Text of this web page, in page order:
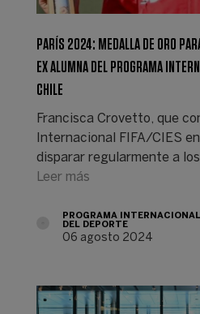
PARÍS 2024: MEDALLA DE ORO
EX ALUMNA DEL PROGRAMA
CHILE
Francisca Crovetto, que
Internacional FIFA/CIES
disparar regularmente a los
Leer más
PROGRAMA
DEL DEPORTE
06 agosto 2024